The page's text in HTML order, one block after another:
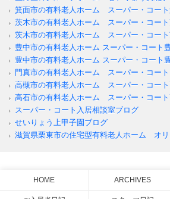
箕面市の有料老人ホーム スーパー・コー
茨木市の有料老人ホーム スーパー・コート
茨木市の有料老人ホーム スーパー・コー
豊中市の有料老人ホーム スーパー・コート
豊中市の有料老人ホーム スーパー・コート
門真市の有料老人ホーム スーパー・コー
高槻市の有料老人ホーム スーパー・コー
高石市の有料老人ホーム スーパー・コー
スーパー・コート入居相談室ブログ
せいりょう上甲子園ブログ
滋賀県栗東市の住宅型有料老人ホーム オ
HOME ARCHIVES